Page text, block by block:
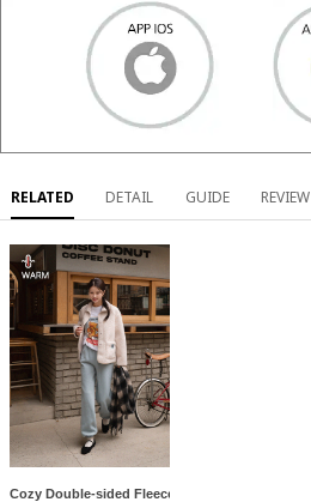
RELATED DETAIL GUIDE REVIEW
Cozy Double-sided Fleece lined Jogger Pants